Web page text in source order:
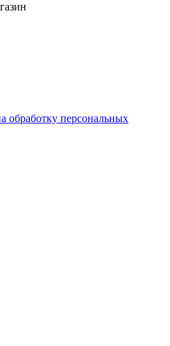
обработку персональных